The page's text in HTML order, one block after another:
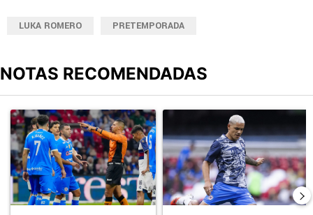
LUKA ROMERO PRETEMPORADA
NOTAS RECOMENDADAS
Un artículo de tendencia con el título "Cruz Azul 2-3 Atlante:
Un artículo de tendencia con